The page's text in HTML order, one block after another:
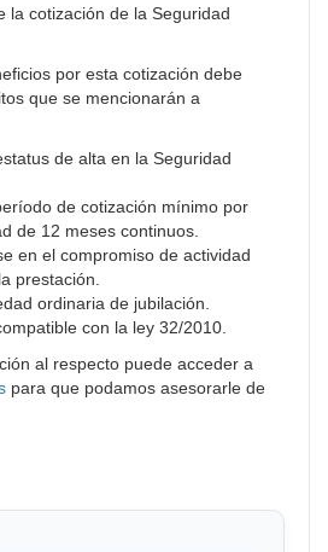
la cotización de la Seguridad
por esta cotización debe
que se mencionarán a
de alta en la Seguridad
de cotización mínimo por
de 12 meses continuos.
en el compromiso de actividad
prestación.
ordinaria de jubilación.
con la ley 32/2010.
al respecto puede acceder a
para que podamos asesorarle de